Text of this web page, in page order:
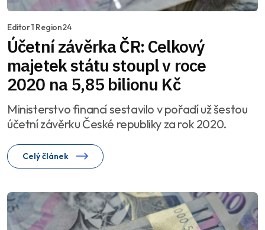
Editor 1 Region24
Účetní závěrka ČR: Celkový
majetek státu stoupl v roce
2020 na 5,85 bilionu Kč
Ministerstvo financí sestavilo v pořadí už šestou
účetní závěrku České republiky za rok 2020.
Celý článek